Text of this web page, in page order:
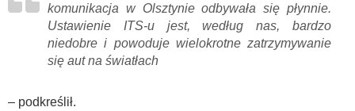
komunikacja w Olsztynie odbywała się płynnie.
Ustawienie ITS-u jest, według nas, bardzo
niedobre i powoduje wielokrotne zatrzymywanie
się aut na światłach
– podkreślił.